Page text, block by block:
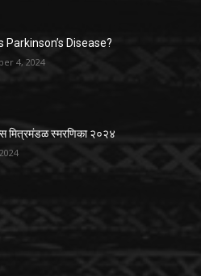
Parkinson’s Disease?
4, 2024
मित्रमंडळ स्मरणिका २०२४